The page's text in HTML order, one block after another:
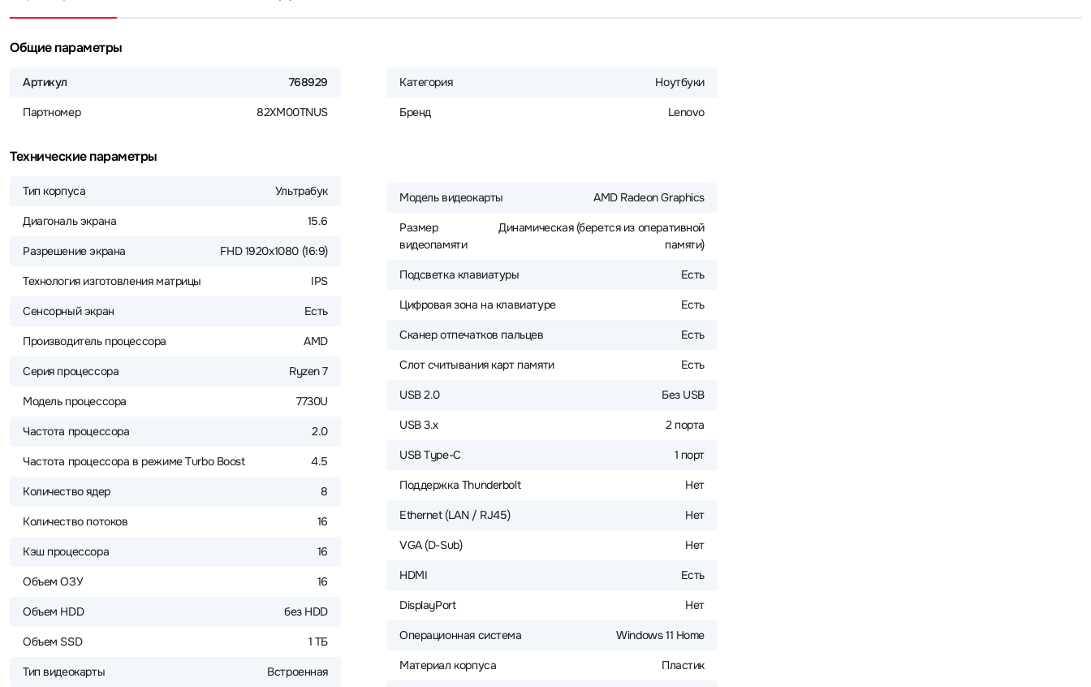
Общие параметры
Артикул 768929
Партномер 82XM00TNUS
Категория Ноутбуки
Бренд Lenovo
Технические параметры
Тип корпуса Ультрабук
Диагональ экрана 15.6
Разрешение экрана FHD 1920x1080 (16:9)
Технология изготовления матрицы IPS
Сенсорный экран Есть
Производитель процессора AMD
Серия процессора Ryzen 7
Модель процессора 7730U
Частота процессора 2.0
Частота процессора в режиме Turbo Boost 4.5
Количество ядер 8
Количество потоков 16
Кэш процессора 16
Объем ОЗУ 16
Объем HDD без HDD
Объем SSD 1 ТБ
Тип видеокарты Встроенная
Модель видеокарты AMD Radeon Graphics
Размер
видеопамяти
Динамическая (берется из оперативной
памяти)
Подсветка клавиатуры Есть
Цифровая зона на клавиатуре Есть
Сканер отпечатков пальцев Есть
Слот считывания карт памяти Есть
USB 2.0 Без USB
USB 3.x 2 порта
USB Type-C 1 порт
Поддержка Thunderbolt Нет
Ethernet (LAN / RJ45) Нет
VGA (D-Sub) Нет
HDMI Есть
DisplayPort Нет
Операционная система Windows 11 Home
Материал корпуса Пластик